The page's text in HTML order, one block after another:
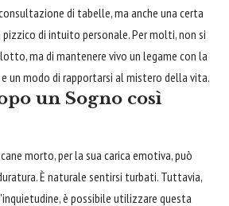
di tabelle, ma anche una certa
di intuito personale. Per molti, non si
ma di mantenere vivo un legame con la
un modo di rapportarsi al mistero della vita.
un Sogno così
morto, per la sua carica emotiva, può
È naturale sentirsi turbati. Tuttavia,
è possibile utilizzare questa